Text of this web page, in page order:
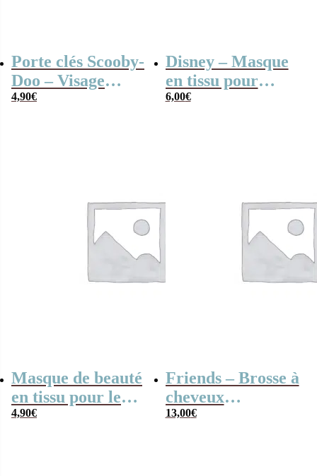
Porte clés Scooby-
Doo – Visage
Scooby-Doo
4,90€
Disney – Masque
en tissu pour
visage – Princesse
6,00€
Masque de beauté
en tissu pour le
visage – Dark
4,90€
Friends – Brosse à
cheveux
démêlante dinde
13,00€